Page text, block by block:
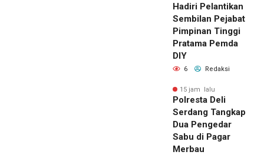
Hadiri Pelantikan
Sembilan Pejabat
Pimpinan Tinggi
Pratama Pemda
DIY
6 Redaksi
15 jam lalu
Polresta Deli
Serdang Tangkap
Dua Pengedar
Sabu di Pagar
Merbau